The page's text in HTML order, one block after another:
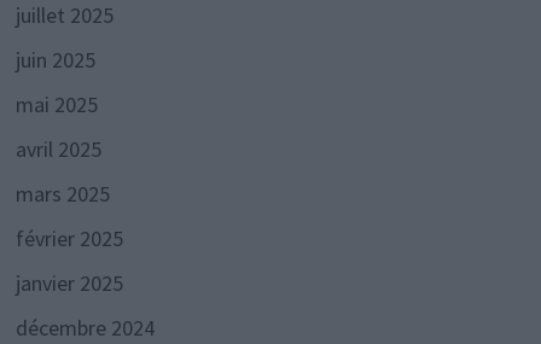
juillet 2025
juin 2025
mai 2025
avril 2025
mars 2025
février 2025
janvier 2025
décembre 2024